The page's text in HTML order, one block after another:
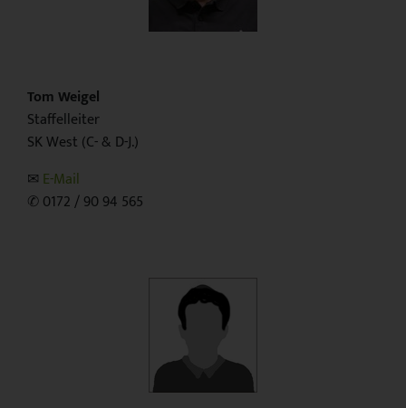
Tom Weigel
Staffelleiter
SK West (C- & D-J.)
✉ E-Mail
✆ 0172 / 90 94 565